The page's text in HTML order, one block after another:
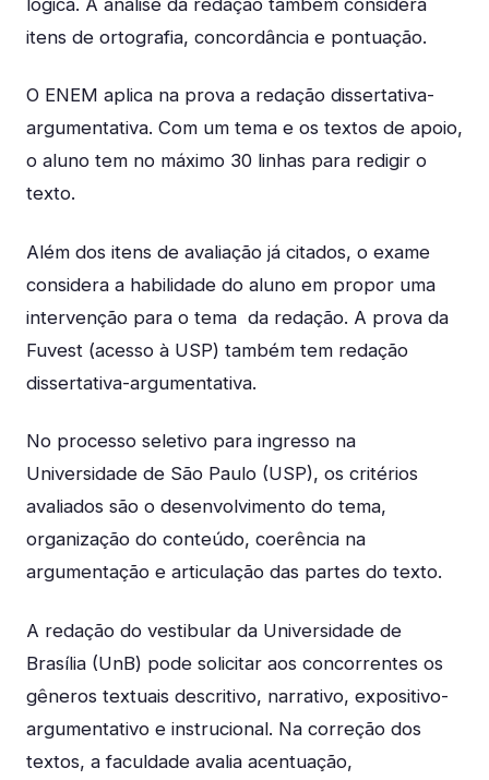
itens de ortografia, concordância e pontuação.
O ENEM aplica na prova a redação dissertativa-
argumentativa. Com um tema e os textos de apoio,
o aluno tem no máximo 30 linhas para redigir o
texto.
Além dos itens de avaliação já citados, o exame
considera a habilidade do aluno em propor uma
intervenção para o tema da redação. A prova da
Fuvest (acesso à USP) também tem redação
dissertativa-argumentativa.
No processo seletivo para ingresso na
Universidade de São Paulo (USP), os critérios
avaliados são o desenvolvimento do tema,
organização do conteúdo, coerência na
argumentação e articulação das partes do texto.
A redação do vestibular da Universidade de
Brasília (UnB) pode solicitar aos concorrentes os
gêneros textuais descritivo, narrativo, expositivo-
argumentativo e instrucional. Na correção dos
textos, a faculdade avalia acentuação,